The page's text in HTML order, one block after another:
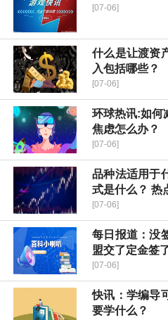
[07-06]
什么是让渡资
入包括哪些？
[07-06]
环球热讯:如何
焦虑怎么办？
[07-06]
品种法适用于
式是什么？ 热
[07-06]
每日报道：没
盟交了定金签
[07-06]
快讯：学编导
要学什么？